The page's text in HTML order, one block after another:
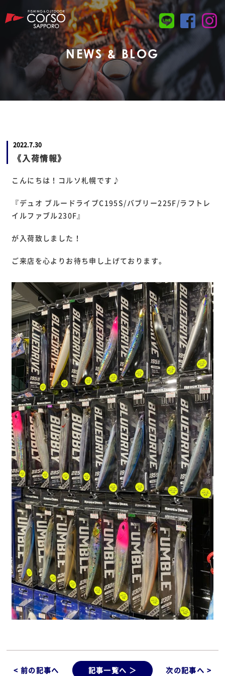
NEWS & BLOG
2022.7.30
《入荷情報》
こんにちは！コルソ札幌です♪
『デュオ ブルードライブC195S/バブリー225F/ラフトレ
イルファブル230F』
が入荷致しました！
ご来店を心よりお待ち申し上げております。
< 前の記事へ 記事一覧へ ＞ 次の記事へ >